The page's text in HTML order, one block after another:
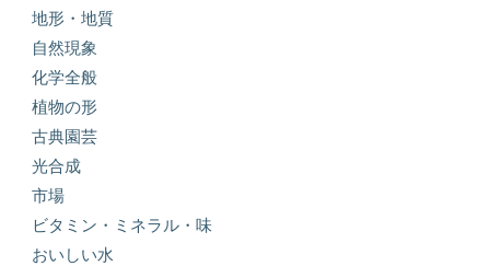
地形・地質
自然現象
化学全般
植物の形
古典園芸
光合成
市場
ビタミン・ミネラル・味
おいしい水